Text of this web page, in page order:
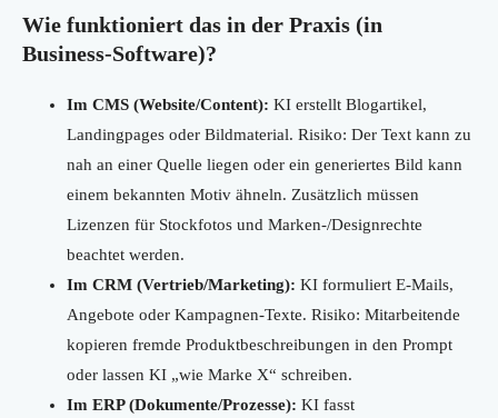
Wie funktioniert das in der Praxis (in
Business-Software)?
Im CMS (Website/Content): KI erstellt Blogartikel,
Landingpages oder Bildmaterial. Risiko: Der Text kann zu
nah an einer Quelle liegen oder ein generiertes Bild kann
einem bekannten Motiv ähneln. Zusätzlich müssen
Lizenzen für Stockfotos und Marken-/Designrechte
beachtet werden.
Im CRM (Vertrieb/Marketing): KI formuliert E-Mails,
Angebote oder Kampagnen-Texte. Risiko: Mitarbeitende
kopieren fremde Produktbeschreibungen in den Prompt
oder lassen KI „wie Marke X“ schreiben.
Im ERP (Dokumente/Prozesse): KI fasst